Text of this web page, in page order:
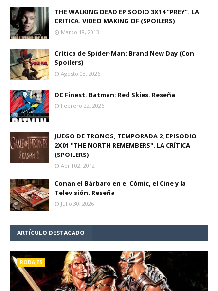
THE WALKING DEAD EPISODIO 3X14 "PREY". LA
CRITICA. VIDEO MAKING OF (SPOILERS)
Marzo 18, 2013
Crítica de Spider-Man: Brand New Day (Con
Spoilers)
Agosto 03, 2026
DC Finest. Batman: Red Skies. Reseña
Febrero 22, 2026
JUEGO DE TRONOS, TEMPORADA 2, EPISODIO
2X01 "THE NORTH REMEMBERS". LA CRÍTICA
(SPOILERS)
Abril 02, 2012
Conan el Bárbaro en el Cómic, el Cine y la
Televisión. Reseña
Julio 30, 2026
ARTÍCULO DESTACADO
RODAJES